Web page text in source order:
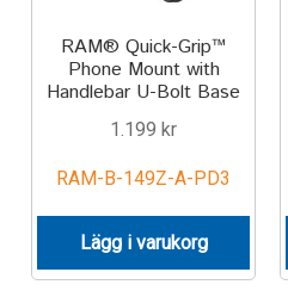
Car
Forklift
Kayak
RAM® Quick-Grip™
Phone Mount with
Handlebar U-Bolt Base
1.199 kr
RAM-B-149Z-A-PD3
Lägg i varukorg